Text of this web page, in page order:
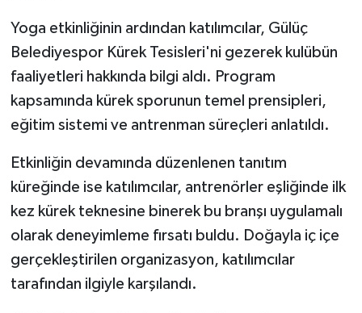
Yoga etkinliğinin ardından katılımcılar, Gülüç
Belediyespor Kürek Tesisleri'ni gezerek kulübün
faaliyetleri hakkında bilgi aldı. Program
kapsamında kürek sporunun temel prensipleri,
eğitim sistemi ve antrenman süreçleri anlatıldı.
Etkinliğin devamında düzenlenen tanıtım
küreğinde ise katılımcılar, antrenörler eşliğinde ilk
kez kürek teknesine binerek bu branşı uygulamalı
olarak deneyimleme fırsatı buldu. Doğayla iç içe
gerçekleştirilen organizasyon, katılımcılar
tarafından ilgiyle karşılandı.